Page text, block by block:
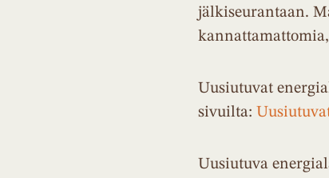
jälkiseurantaan.
Uusiutuvat
sivuilta:
Uusiutuva